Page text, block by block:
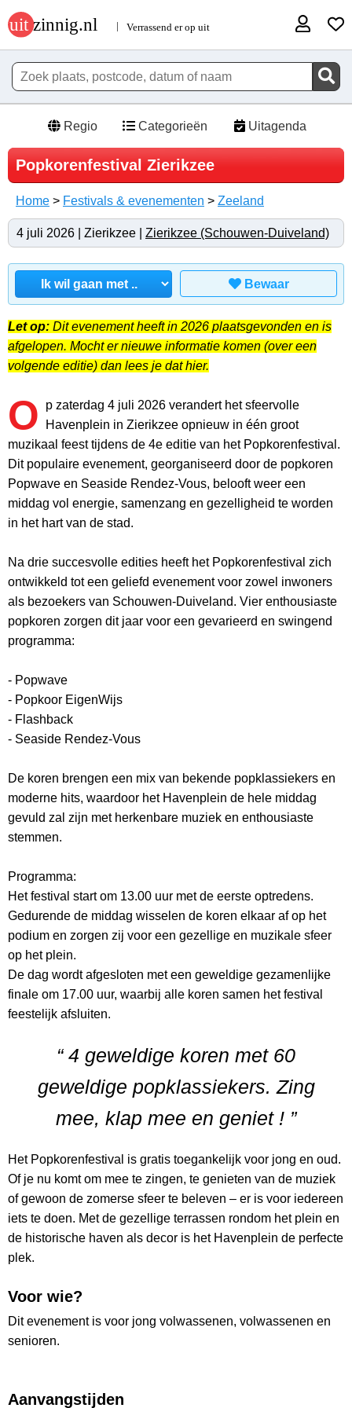
Regio Categorieën Uitagenda
Popkorenfestival Zierikzee
Home > Festivals & evenementen > Zeeland
4 juli 2026 | Zierikzee | Zierikzee (Schouwen-Duiveland)
Bewaar
Let op: Dit evenement heeft in 2026 plaatsgevonden en is
afgelopen. Mocht er nieuwe informatie komen (over een
volgende editie) dan lees je dat hier.
O
p zaterdag 4 juli 2026 verandert het sfeervolle
Havenplein in Zierikzee opnieuw in één groot
muzikaal feest tijdens de 4e editie van het Popkorenfestival.
Dit populaire evenement, georganiseerd door de popkoren
Popwave en Seaside Rendez-Vous, belooft weer een
middag vol energie, samenzang en gezelligheid te worden
in het hart van de stad.
Na drie succesvolle edities heeft het Popkorenfestival zich
ontwikkeld tot een geliefd evenement voor zowel inwoners
als bezoekers van Schouwen-Duiveland. Vier enthousiaste
popkoren zorgen dit jaar voor een gevarieerd en swingend
programma:
- Popwave
- Popkoor EigenWijs
- Flashback
- Seaside Rendez-Vous
De koren brengen een mix van bekende popklassiekers en
moderne hits, waardoor het Havenplein de hele middag
gevuld zal zijn met herkenbare muziek en enthousiaste
stemmen.
Programma:
Het festival start om 13.00 uur met de eerste optredens.
Gedurende de middag wisselen de koren elkaar af op het
podium en zorgen zij voor een gezellige en muzikale sfeer
op het plein.
De dag wordt afgesloten met een geweldige gezamenlijke
finale om 17.00 uur, waarbij alle koren samen het festival
feestelijk afsluiten.
“ 4 geweldige koren met 60
geweldige popklassiekers. Zing
mee, klap mee en geniet ! ”
Het Popkorenfestival is gratis toegankelijk voor jong en oud.
Of je nu komt om mee te zingen, te genieten van de muziek
of gewoon de zomerse sfeer te beleven – er is voor iedereen
iets te doen. Met de gezellige terrassen rondom het plein en
de historische haven als decor is het Havenplein de perfecte
plek.
Voor wie?
Dit evenement is voor jong volwassenen, volwassenen en
senioren.
Aanvangstijden